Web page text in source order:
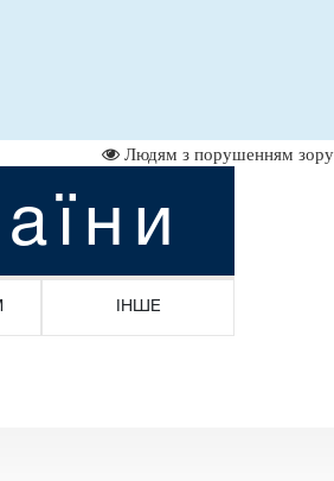
Людям з порушенням зору
ІНШЕ